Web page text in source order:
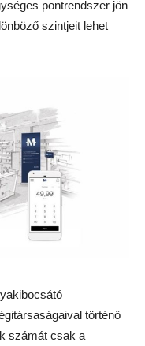
pontrendszer jön
szintjeit lehet
történő
számát csak a